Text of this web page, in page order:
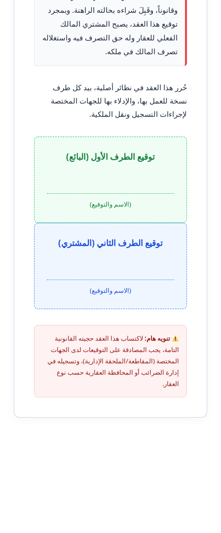
وقانوناً، وقَبِلَ شراءه بحالته الراهنة. وبمجرد
توقيع هذا العقد، يصبح المشتري المالك
الفعلي للعقار وله حق التصرف فيه واستغلاله
تصرف المالك في ملكه.
حُرر هذا العقد في نظائر أصلية، بيد كل طرف
نسخة للعمل بها، والإدلاء بها للجهات المختصة
لإجراءات التسجيل ونقل الملكية.
توقيع الطرف الأول (البائع)
(الاسم والتوقيع)
توقيع الطرف الثاني (المشتري)
(الاسم والتوقيع)
تنويه هام:لاكتساب هذا العقد حجيته القانونية
التامة، يجب المصادقة على التوقيعات لدى الجهات
المختصة (المقاطعة/الملحقة الإدارية)، وتسجيله في
إدارة الضرائب أو المحافظة العقارية حسب نوع
العقار.